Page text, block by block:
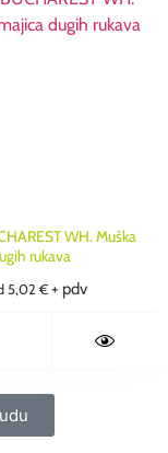
WH. Muška
rukava
5,02 € + pdv